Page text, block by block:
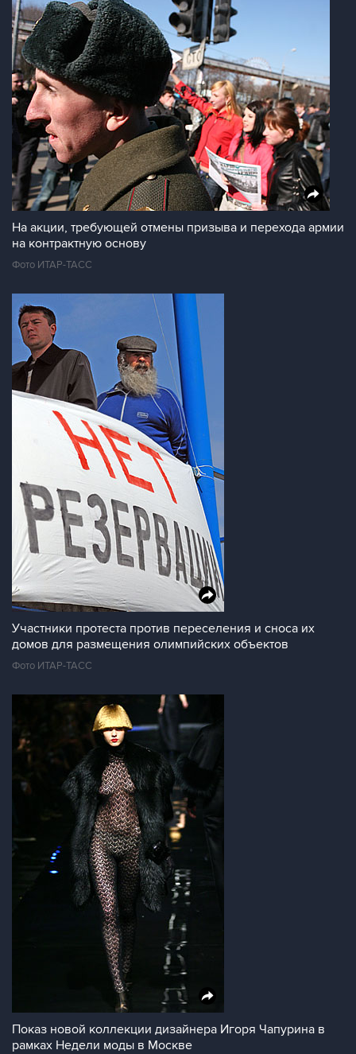
На акции, требующей отмены призыва и перехода армии
на контрактную основу
Фото ИТАР-ТАСС
Участники протеста против переселения и сноса их
домов для размещения олимпийских объектов
Фото ИТАР-ТАСС
Показ новой коллекции дизайнера Игоря Чапурина в
рамках Недели моды в Москве